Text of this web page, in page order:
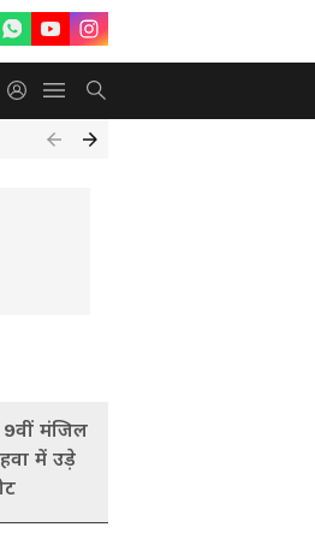
Mathura Murder Case
मंजिल
में उड़े